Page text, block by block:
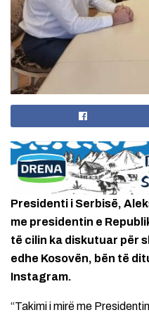
Presidenti i Serbisë,
me presidentin e
të cilin ka diskutuar për
edhe Kosovën, bën të
Instagram.
“Takimi i mirë me